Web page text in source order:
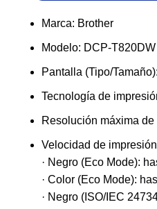
Marca: Brother
Modelo: DCP-T820DW
Pantalla (Tipo/
Tecnología de
Resolución máxima
Velocidad de
· Negro (Eco Mode):
· Color (Eco Mode):
· Negro (ISO/IEC